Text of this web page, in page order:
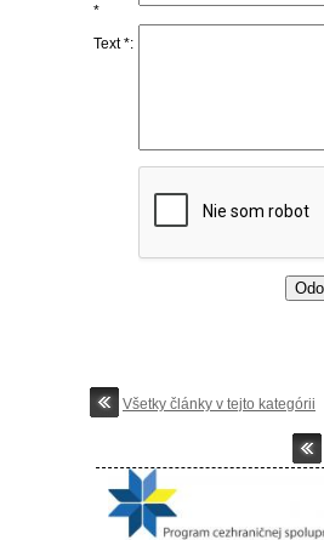
*
Text *:
Všetky články v tejto kategórii